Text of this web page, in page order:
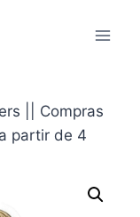
|| Compras
partir de 4